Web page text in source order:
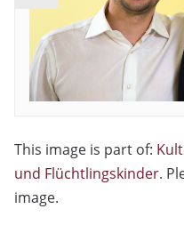
This image is part of:
und Flüchtlingskinder.
image.